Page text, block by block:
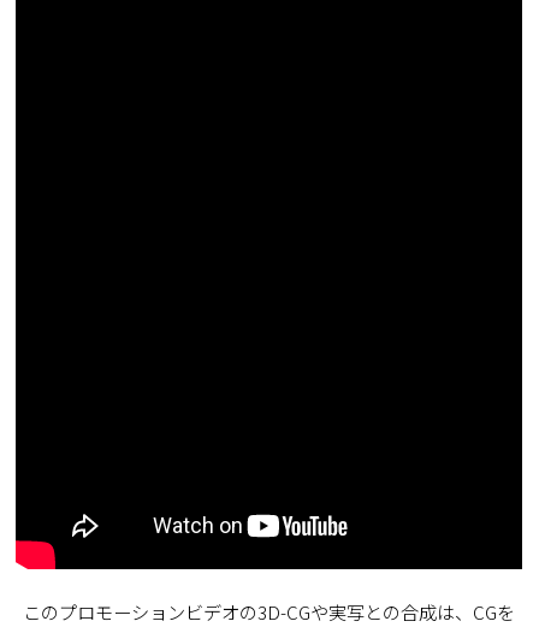
このプロモーションビデオの3D-CGや実写との合成は、CGを